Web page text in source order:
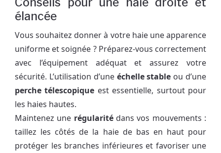
élancée
Vous souhaitez donner à votre haie une apparence
uniforme et soignée ? Préparez-vous correctement
avec l’équipement adéquat et assurez votre
sécurité. L’utilisation d’une échelle stable ou d’une
perche télescopique est essentielle, surtout pour
les haies hautes.
Maintenez une régularitédans vos mouvements :
taillez les côtés de la haie de bas en haut pour
protéger les branches inférieures et favoriser une